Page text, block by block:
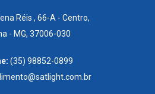
Réis , 66-A - Centro,
- MG, 37006-030
(35) 98852-0899